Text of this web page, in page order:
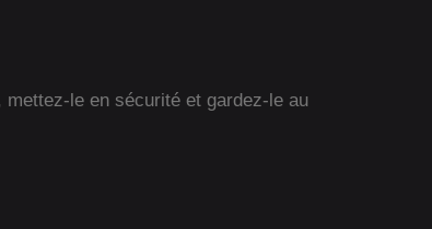
le en sécurité et gardez-le au